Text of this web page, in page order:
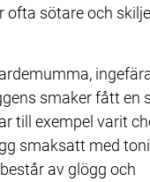
ofta sötare och
smaker fått en
till exempel varit
smaksatt med
av glögg och